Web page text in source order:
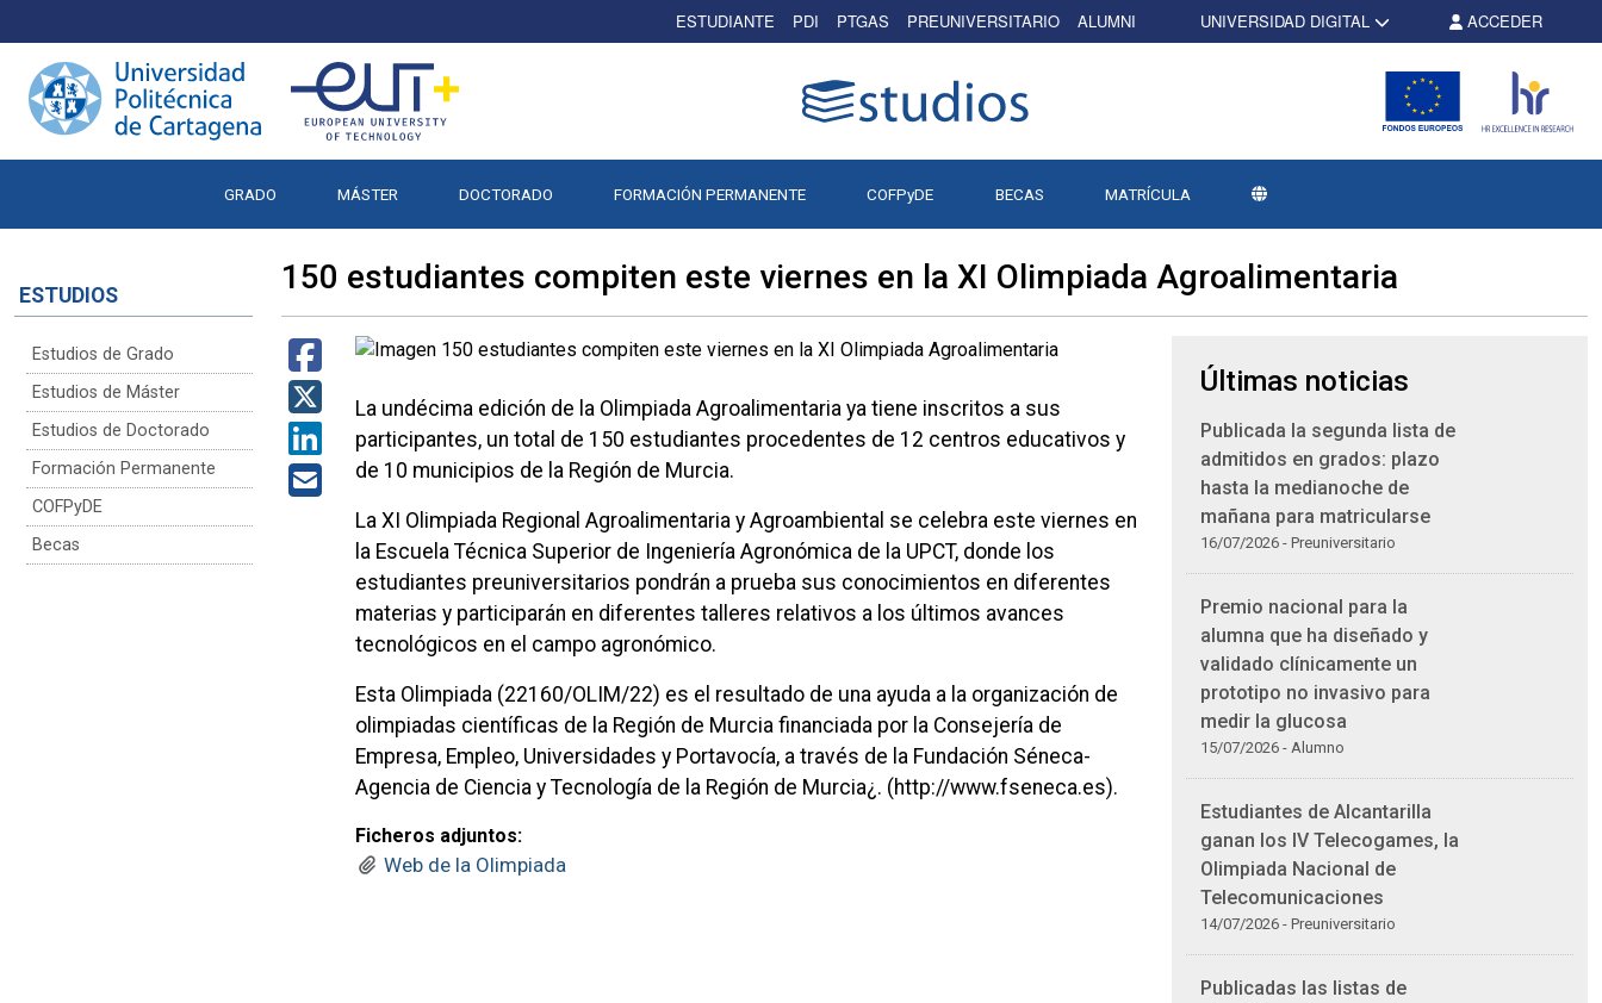
ESTUDIANTE PDI PTGAS PREUNIVERSITARIO ALUMNI UNIVERSIDAD DIGITAL ACCEDER
GRADO MÁSTER DOCTORADO FORMACIÓN PERMANENTE COFPyDE BECAS MATRÍCULA
ESTUDIOS
Estudios de Grado
Estudios de Máster
Estudios de Doctorado
Formación Permanente
COFPyDE
Becas
150 estudiantes compiten este viernes en la XI Olimpiada Agroalimentaria
La undécima edición de la Olimpiada Agroalimentaria ya tiene inscritos a sus
participantes, un total de 150 estudiantes procedentes de 12 centros educativos y
de 10 municipios de la Región de Murcia.
La XI Olimpiada Regional Agroalimentaria y Agroambiental se celebra este viernes en
la Escuela Técnica Superior de Ingeniería Agronómica de la UPCT, donde los
estudiantes preuniversitarios pondrán a prueba sus conocimientos en diferentes
materias y participarán en diferentes talleres relativos a los últimos avances
tecnológicos en el campo agronómico.
Esta Olimpiada (22160/OLIM/22) es el resultado de una ayuda a la organización de
olimpiadas científicas de la Región de Murcia financiada por la Consejería de
Empresa, Empleo, Universidades y Portavocía, a través de la Fundación Séneca-
Agencia de Ciencia y Tecnología de la Región de Murcia¿. (http://www.fseneca.es).
Ficheros adjuntos:
Web de la Olimpiada
Últimas noticias
Publicada la segunda lista de
admitidos en grados: plazo
hasta la medianoche de
mañana para matricularse
16/07/2026 - Preuniversitario
Premio nacional para la
alumna que ha diseñado y
validado clínicamente un
prototipo no invasivo para
medir la glucosa
15/07/2026 - Alumno
Estudiantes de Alcantarilla
ganan los IV Telecogames, la
Olimpiada Nacional de
Telecomunicaciones
14/07/2026 - Preuniversitario
Publicadas las listas de